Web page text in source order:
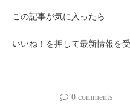
この記事が気に入ったら
いいね！を押して最新情報を
0 comments